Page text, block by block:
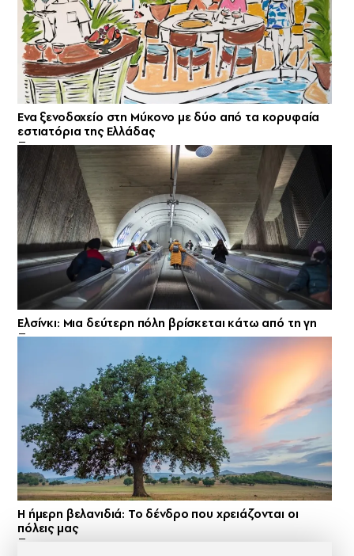
Ενα ξενοδοχείο στη Μύκονο με δύο από τα κορυφαία
εστιατόρια της Ελλάδας
Ελσίνκι: Mια δεύτερη πόλη βρίσκεται κάτω από τη γη
Η ήμερη βελανιδιά: Το δένδρο που χρειάζονται οι
πόλεις μας